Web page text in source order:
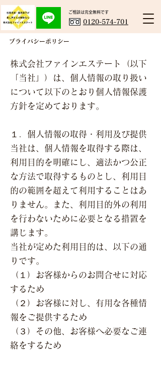
ご相談は完全無料です​
0120-574-701
プライバシーポリシー
株式会社ファインエステート（以下
「当社」）は、個人情報の取り扱い
について以下のとおり個人情報保護
方針を定めております。
１．個人情報の取得・利用及び提供
当社は、個人情報を取得する際は、
利用目的を明確にし、適法かつ公正
な方法で取得するものとし、利用目
的の範囲を超えて利用することはあ
りません。また、利用目的外の利用
を行わないために必要となる措置を
講じます。
当社が定めた利用目的は、以下の通
りです。
（１）お客様からのお問合せに対応
するため
（２）お客様に対し、有用な各種情
報をご提供するため
（３）その他、お客様へ必要なご連
絡をするため